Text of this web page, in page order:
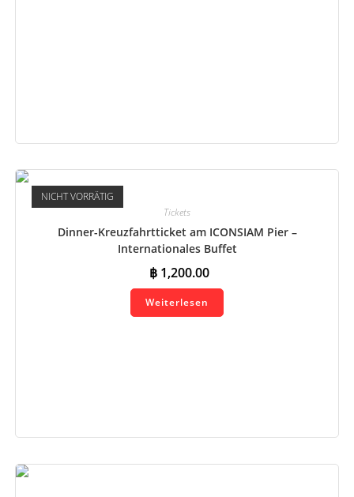
In den Warenkorb
NICHT VORRÄTIG
Tickets
Dinner-Kreuzfahrtticket am ICONSIAM Pier –
Internationales Buffet
฿ 1,200.00
Weiterlesen